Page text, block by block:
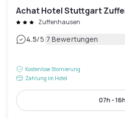
Achat Hotel Stuttgart
Zuffenhausen
4.5/5|7 Bewertungen
Kostenlose Stornierung
Zahlung im Hotel
07h - 16h